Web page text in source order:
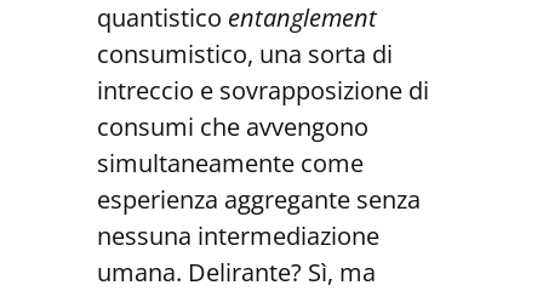
quantistico entanglement
consumistico, una sorta di
intreccio e sovrapposizione di
consumi che avvengono
simultaneamente come
esperienza aggregante senza
nessuna intermediazione
umana. Delirante? Sì, ma